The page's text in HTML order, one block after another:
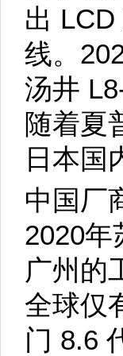
出
线。
汤井
随着夏
日本国
中国厂
2020年
广州的
全球仅
门 8.6